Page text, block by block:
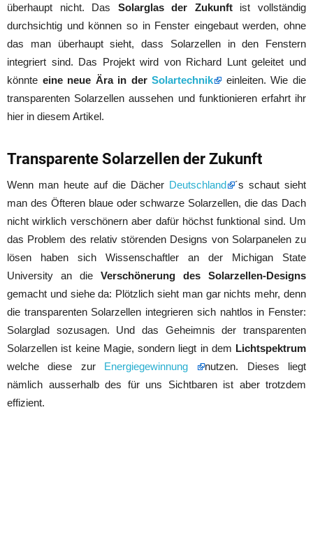
überhaupt nicht. Das Solarglas der Zukunftist vollständig
durchsichtig und können so in Fenster eingebaut werden, ohne
das man überhaupt sieht, dass Solarzellen in den Fenstern
integriert sind. Das Projekt wird von Richard Lunt geleitet und
könnte eine neue Ära in derSolartechnik
einleiten. Wie die
transparenten Solarzellen aussehen und funktionieren erfahrt ihr
hier in diesem Artikel.
Transparente Solarzellen der Zukunft
Wenn man heute auf die Dächer Deutschland
´s schaut sieht
man des Öfteren blaue oder schwarze Solarzellen, die das Dach
nicht wirklich verschönern aber dafür höchst funktional sind. Um
das Problem des relativ störenden Designs von Solarpanelen zu
lösen haben sich Wissenschaftler an der Michigan State
University an die Verschönerung des Solarzellen-Designs
gemacht und siehe da: Plötzlich sieht man gar nichts mehr, denn
die transparenten Solarzellen integrieren sich nahtlos in Fenster:
Solarglad sozusagen. Und das Geheimnis der transparenten
Solarzellen ist keine Magie, sondern liegt in dem Lichtspektrum
welche diese zur Energiegewinnung
nutzen. Dieses liegt
nämlich ausserhalb des für uns Sichtbaren ist aber trotzdem
effizient.